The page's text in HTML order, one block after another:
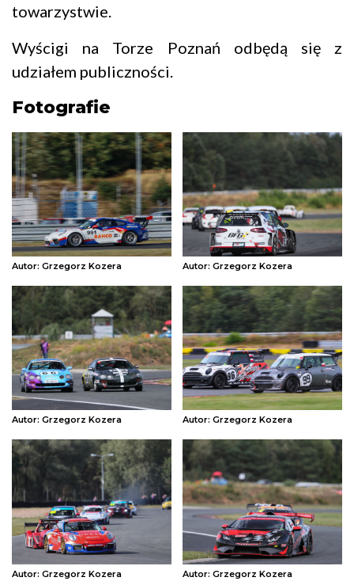
towarzystwie.
Wyścigi na Torze Poznań odbędą się z
udziałem publiczności.
Fotografie
Autor: Grzegorz Kozera Autor: Grzegorz Kozera
Autor: Grzegorz Kozera Autor: Grzegorz Kozera
Autor: Grzegorz Kozera Autor: Grzegorz Kozera